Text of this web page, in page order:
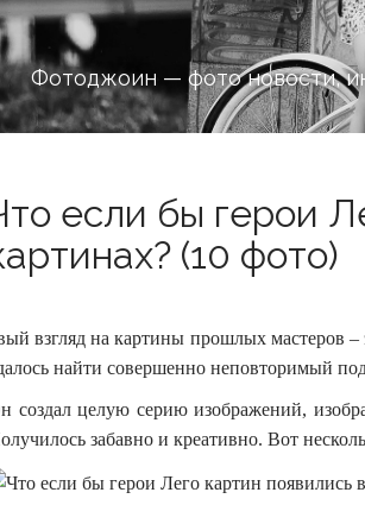
Фотоджоин — фото новости,
если бы герои
(10 фото)
взгляд на картины прошлых мастеров
найти совершенно неповторимый
создал целую серию изображений,
забавно и креативно. Вот